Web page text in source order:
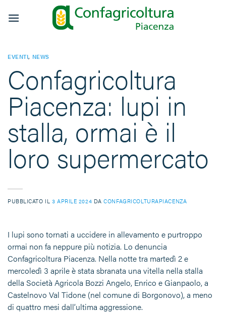
EVENTI, NEWS
Confagricoltura
Piacenza: lupi in
stalla, ormai è il
loro supermercato
PUBBLICATO IL 3 APRILE 2024 DACONFAGRICOLTURAPIACENZA
I lupi sono tornati a uccidere in allevamento e purtroppo
ormai non fa neppure più notizia. Lo denuncia
Confagricoltura Piacenza. Nella notte tra martedì 2 e
mercoledì 3 aprile è stata sbranata una vitella nella stalla
della Società Agricola Bozzi Angelo, Enrico e Gianpaolo, a
Castelnovo Val Tidone (nel comune di Borgonovo), a meno
di quattro mesi dall’ultima aggressione.